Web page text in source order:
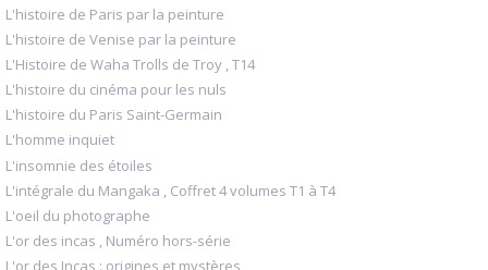
L'histoire de Paris par la peinture
L'histoire de Venise par la peinture
L'Histoire de Waha Trolls de Troy , T14
L'histoire du cinéma pour les nuls
L'histoire du Paris Saint-Germain
L'homme inquiet
L'insomnie des étoiles
L'intégrale du Mangaka , Coffret 4 volumes T1 à T4
L'oeil du photographe
L'or des incas , Numéro hors-série
L'or des Incas : origines et mystères